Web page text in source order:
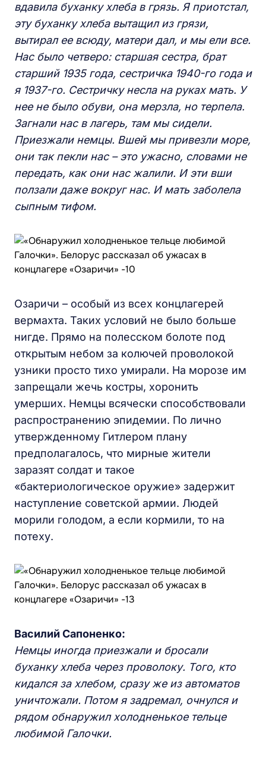
вдавила буханку хлеба в грязь. Я приотстал,
эту буханку хлеба вытащил из грязи,
вытирал ее всюду, матери дал, и мы ели все.
Нас было четверо: старшая сестра, брат
старший 1935 года, сестричка 1940-го года и
я 1937-го. Сестричку несла на руках мать. У
нее не было обуви, она мерзла, но терпела.
Загнали нас в лагерь, там мы сидели.
Приезжали немцы. Вшей мы привезли море,
они так пекли нас – это ужасно, словами не
передать, как они нас жалили. И эти вши
ползали даже вокруг нас. И мать заболела
сыпным тифом.
Озаричи – особый из всех концлагерей
вермахта. Таких условий не было больше
нигде. Прямо на полесском болоте под
открытым небом за колючей проволокой
узники просто тихо умирали. На морозе им
запрещали жечь костры, хоронить
умерших. Немцы всячески способствовали
распространению эпидемии. По лично
утвержденному Гитлером плану
предполагалось, что мирные жители
заразят солдат и такое
«бактериологическое оружие» задержит
наступление советской армии. Людей
морили голодом, а если кормили, то на
потеху.
Василий Сапоненко:
Немцы иногда приезжали и бросали
буханку хлеба через проволоку. Того, кто
кидался за хлебом, сразу же из автоматов
уничтожали. Потом я задремал, очнулся и
рядом обнаружил холодненькое тельце
любимой Галочки.